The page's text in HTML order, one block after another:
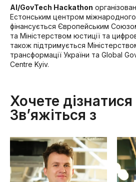
AI/GovTech Hackathon
Естонським центром міжнародного
фінансується Європейським
та Міністерством юстиції та
також підтримується
трансформації України та Global
Centre Kyiv.
Хочете
Зв’яжіться з